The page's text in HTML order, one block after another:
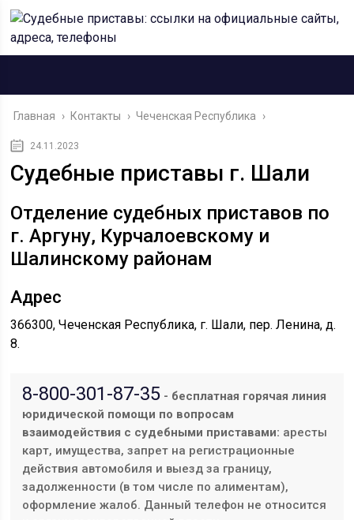
Главная › Контакты › Чеченская Республика ›
24.11.2023
Судебные приставы г. Шали
Отделение судебных приставов по
г. Аргуну, Курчалоевскому и
Шалинскому районам
Адрес
366300, Чеченская Республика, г. Шали, пер. Ленина, д.
8.
8-800-301-87-35 - бесплатная горячая линия
юридической помощи по вопросам
взаимодействия с судебными приставами: аресты
карт, имущества, запрет на регистрационные
действия автомобиля и выезд за границу,
задолженности (в том числе по алиментам),
оформление жалоб. Данный телефон не относится